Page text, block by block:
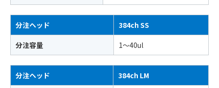
分注ヘッド 384ch SS
分注容量 1〜40ul
分注ヘッド 384ch LM